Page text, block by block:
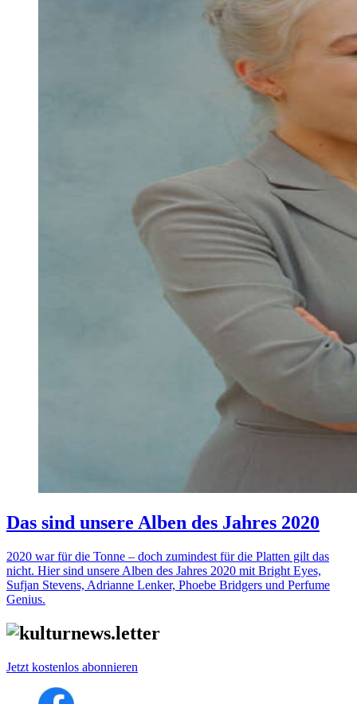
Das sind unsere Alben des Jahres 2020
2020 war für die Tonne – doch zumindest für die Platten gilt das
nicht. Hier sind unsere Alben des Jahres 2020 mit Bright Eyes,
Sufjan Stevens, Adrianne Lenker, Phoebe Bridgers und Perfume
Genius.
Jetzt kostenlos abonnieren